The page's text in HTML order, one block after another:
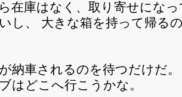
在庫はなく、取り寄せにな
し、 大きな箱を持って帰る
納車されるのを待つだけだ。
はどこへ行こうかな。